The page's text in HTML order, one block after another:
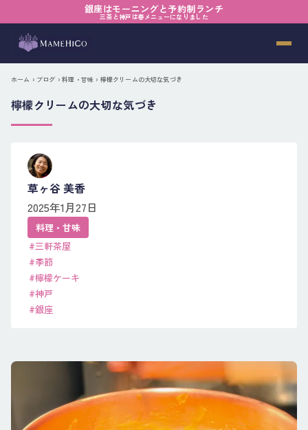
銀座はモーニングと予約制ランチ
三茶と神戸は春メニューになりました
ホーム › ブログ ›料理・甘味 › 檸檬クリームの大切な気づき
檸檬クリームの大切な気づき
草ヶ谷 美香
2025年1月27日
料理・甘味
#三軒茶屋
#季節
#檸檬ケーキ
#神戸
#銀座